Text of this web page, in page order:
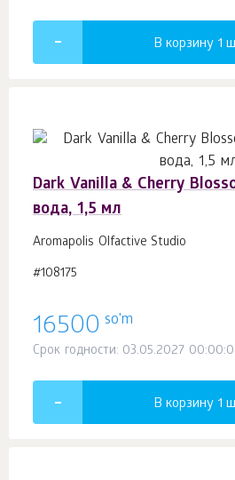
В корзину 1
Dark Vanilla & Cherry
вода, 1,5 мл
Aromapolis Olfactive Studio
#108175
16500 so'm
Срок годности: 03.05.2027
В корзину 1